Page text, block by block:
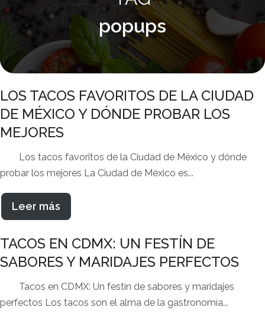
popups
LOS TACOS FAVORITOS DE LA CIUDAD
DE MÉXICO Y DÓNDE PROBAR LOS
MEJORES
Los tacos favoritos de la Ciudad de México y dónde
probar los mejores La Ciudad de México es...
Leer más
TACOS EN CDMX: UN FESTÍN DE
SABORES Y MARIDAJES PERFECTOS
Tacos en CDMX: Un festín de sabores y maridajes
perfectos Los tacos son el alma de la gastronomía...